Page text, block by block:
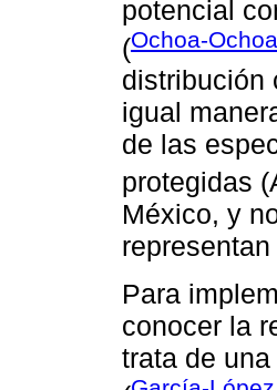
potencial
(Ochoa-Ochoa
distribución
igual
de las
protegidas
México, y
Para
conocer la
trata de